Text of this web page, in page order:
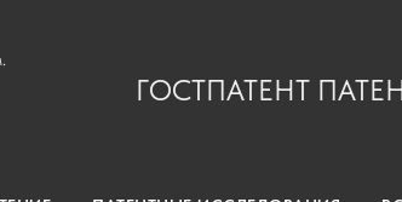
ГОСТПАТЕНТ